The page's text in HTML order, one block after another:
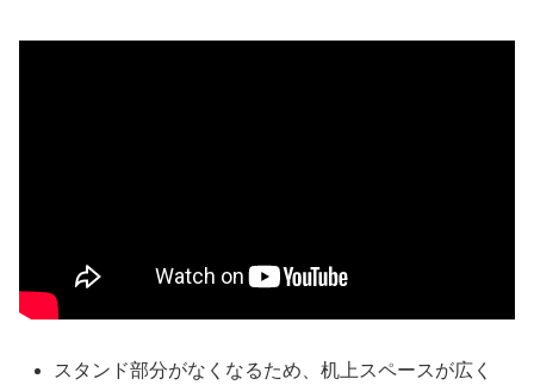
スタンド部分がなくなるため、机上スペースが広く